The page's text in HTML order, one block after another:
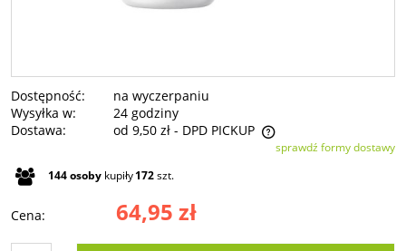
Dostępność:
na wyczerpaniu
Wysyłka w:
24 godziny
Dostawa:
od 9,50 zł - DPD PICKUP
Cena nie zawiera ewentualnych kosztów płatnościsprawdź formy dostawy
144osoby kupiły172szt.
Cena: 64,95 zł